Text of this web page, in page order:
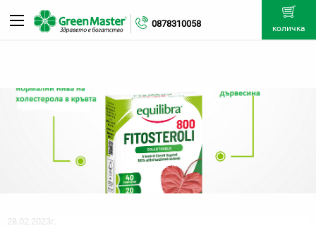
0878310058 количка
28.02.2023г.